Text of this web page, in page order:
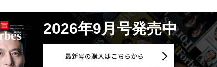
2026年9月号発売中
最新号の購入はこちらから